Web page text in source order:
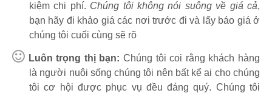
kiệm chi phí. Chúng tôi không nói suông về giá cả,
bạn hãy đi khảo giá các nơi trước đi và lấy báo giá ở
chúng tôi cuối cùng sẽ rõ
Luôn trọng thị bạn: Chúng tôi coi rằng khách hàng
là người nuôi sống chúng tôi nên bất kể ai cho chúng
tôi cơ hội được phục vụ đều đáng quý. Chúng tôi